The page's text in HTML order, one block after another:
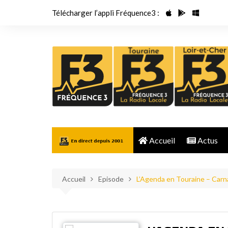
Télécharger l’appli Fréquence3 :
Accueil Actus
Accueil Episode L’Agenda en Touraine –